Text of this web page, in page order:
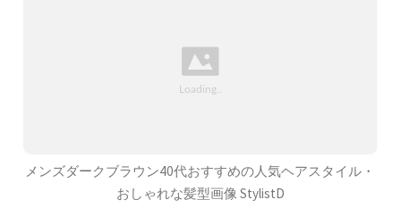
メンズダークブラウン40代おすすめの人気ヘアスタイル・
おしゃれな髪型画像 StylistD